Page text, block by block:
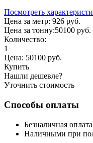
Посмотреть
Цена за метр: 926 руб.
Цена за тонну:50100 руб.
Количество:
1
Цена: 50100 руб.
Купить
Нашли дешевле?
Уточнить стоимость
Способы оплаты
Безналичная
Наличными при